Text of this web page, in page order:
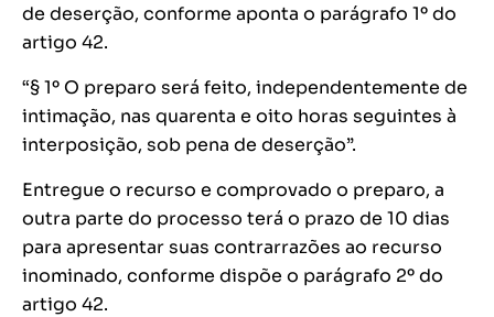
de deserção, conforme aponta o parágrafo 1º do
artigo 42.
“§ 1º O preparo será feito, independentemente de
intimação, nas quarenta e oito horas seguintes à
interposição, sob pena de deserção”.
Entregue o recurso e comprovado o preparo, a
outra parte do processo terá o prazo de 10 dias
para apresentar suas contrarrazões ao recurso
inominado, conforme dispõe o parágrafo 2º do
artigo 42.